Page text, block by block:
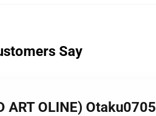
Say
ART OLINE) Otaku0705